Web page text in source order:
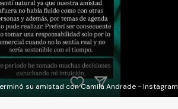
su amistad con Camila Andrade - Instagram